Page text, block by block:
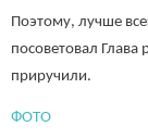
Поэтому, лучше
посоветовал Глава
приручили.
ФОТО